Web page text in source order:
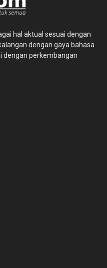
hal aktual sesuai dengan
dengan gaya bahasa
dengan perkembangan